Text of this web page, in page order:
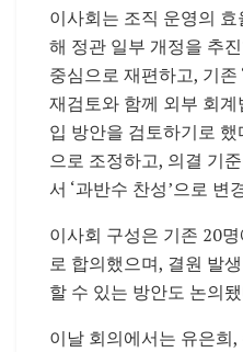
이사회는 조직 운영의
해 정관 일부 개정을 추
중심으로 재편하고, 기존
재검토와 함께 외부 회
입 방안을 검토하기로
으로 조정하고, 의결 기
서 ‘과반수 찬성’으로 변
이사회 구성은 기존 20
로 합의했으며, 결원 발
할 수 있는 방안도 논의
이날 회의에서는 유은희